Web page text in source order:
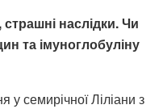
наслідки. Чи
та імуноглобуліну
семирічної Ліліани з